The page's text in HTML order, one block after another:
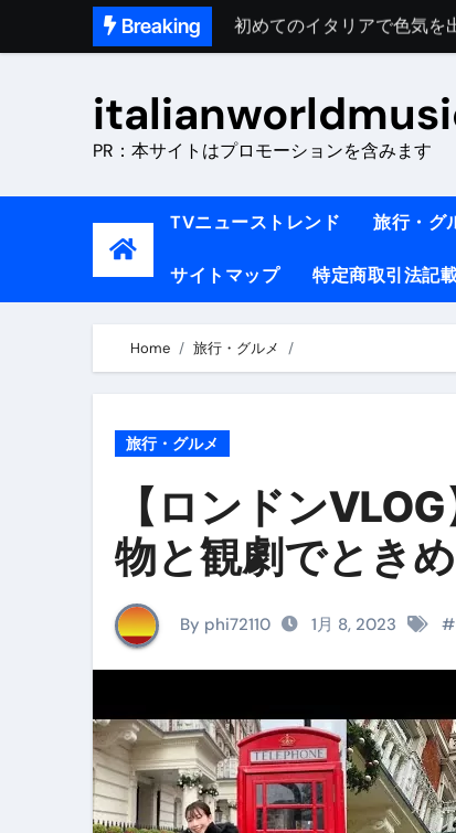
Breaking
完全版｜100万人越え！イ
「イタリア旅行最高！いつ
イタリアNo. 1肉料理【ポ
【イタリア】グルメと絶景
【vlog】超弾丸！！！仕事
TRUE COLORS （ブルーレ
笑む窓のある家 4K修復版
ゼダー/死霊の復活祭 （ブ
Lake Como, Italy VLOG |
【Instagram Live】イタリ
【賄いラーメン】人生初の
PR：本サイトはプロモーションを含みます
TVニューストレンド 旅行・グ
サイトマップ 特定商取引法記
Home 旅行・グルメ
旅行・グルメ
【ロンドン
物と観劇でとき
By phi72110 1月 8, 2023 #